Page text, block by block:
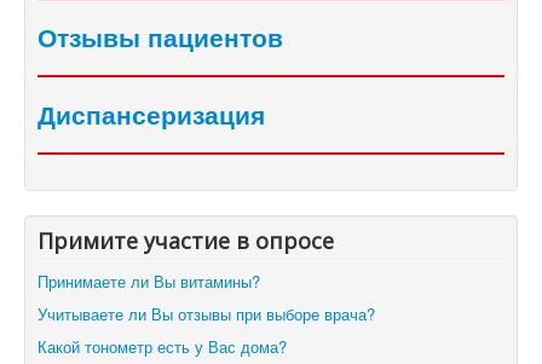
Отзывы пациентов
Диспансеризация
Примите участие в опросе
Принимаете ли Вы витамины?
Учитываете ли Вы отзывы при выборе врача?
Какой тонометр есть у Вас дома?